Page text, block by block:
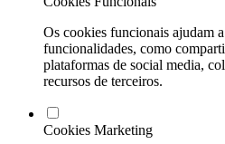
Os cookies funcionais ajudam
funcionalidades, como
plataformas de social media,
recursos de terceiros.
Cookies Marketing